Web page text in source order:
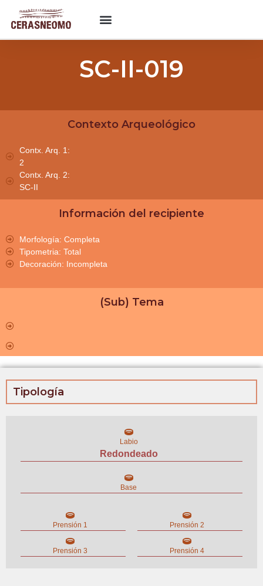
SC-II-019
Contexto Arqueológico
Contx. Arq. 1:
2
Contx. Arq. 2:
SC-II
Información del recipiente
Morfología: Completa
Tipometria: Total
Decoración: Incompleta
(Sub) Tema
Tipología
Labio
Redondeado
Base
Prensión 1 Prensión 2
Prensión 3 Prensión 4